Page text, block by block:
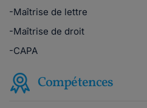
-Maîtrise de lettre
-Maîtrise de droit
-CAPA
Compétences